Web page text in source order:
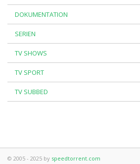
DOKUMENTATION
SERIEN
TV SHOWS
TV SPORT
TV SUBBED
© 2005 - 2025 by speedtorrent.com